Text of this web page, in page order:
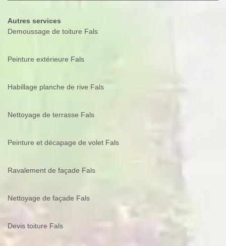
Autres services
Demoussage de toiture Fals
Peinture extérieure Fals
Habillage planche de rive Fals
Nettoyage de terrasse Fals
Peinture et décapage de volet Fals
Ravalement de façade Fals
Nettoyage de façade Fals
Devis toiture Fals